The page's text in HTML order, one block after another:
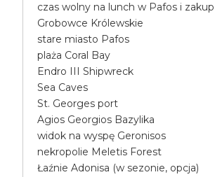
czas wolny na lunch w Pafos i
Grobowce Królewskie
stare miasto Pafos
plaża Coral Bay
Endro III Shipwreck
Sea Caves
St. Georges port
Agios Georgios Bazylika
widok na wyspę Geronisos
nekropolie Meletis Forest
Łaźnie Adonisa (w sezonie, opcja)